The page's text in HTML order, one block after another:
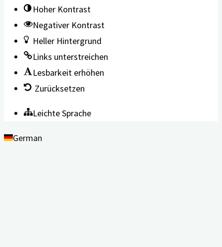
Hoher Kontrast
Negativer Kontrast
Heller Hintergrund
Links unterstreichen
Lesbarkeit erhöhen
Zurücksetzen
Leichte Sprache
German